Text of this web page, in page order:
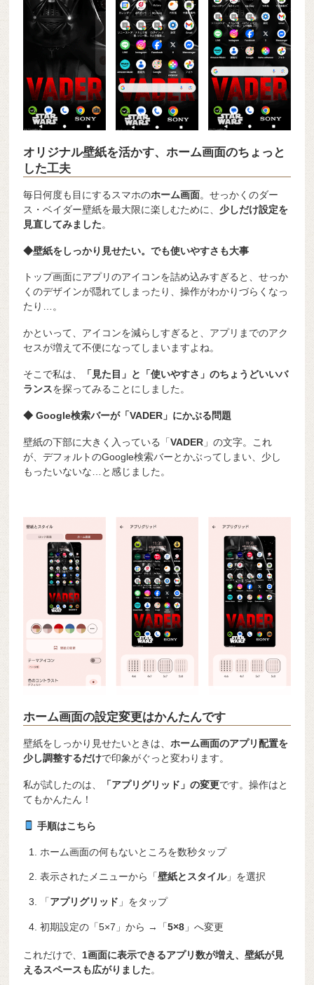
オリジナル壁紙を活かす、ホーム画面のちょっと
した工夫
毎日何度も目にするスマホのホーム画面。せっかくのダー
ス・ベイダー壁紙を最大限に楽しむために、 少しだけ設定を
見直してみました。
◆壁紙をしっかり見せたい。でも使いやすさも大事
トップ画面にアプリのアイコンを詰め込みすぎると、せっか
くのデザインが隠れてしまったり、操作がわかりづらくなっ
たり…。
かといって、アイコンを減らしすぎると、アプリまでのアク
セスが増えて不便になってしまいますよね。
そこで私は、
「見た目」と「使いやすさ」のちょうどいいバ
ランスを探ってみることにしました。
◆ Google検索バーが「VADER」にかぶる問題
壁紙の下部に大きく入っている「VADER 」の文字。これ
が、デフォルトのGoogle検索バーとかぶってしまい、少し
もったいないな…と感じました。
ホーム画面の設定変更はかんたんです
壁紙をしっかり見せたいときは、ホーム画面のアプリ配置を
少し調整するだけで印象がぐっと変わります。
私が試したのは、 「アプリグリッド」の変更です。操作はと
てもかんたん！
手順はこちら
ホーム画面の何もないところを数秒タップ
表示されたメニューから「壁紙とスタイル」を選択
「アプリグリッド 」をタップ
初期設定の「5×7」から →「5×8 」へ変更
これだけで、 1画面に表示できるアプリ数が増え、壁紙が見
えるスペースも広がりました。